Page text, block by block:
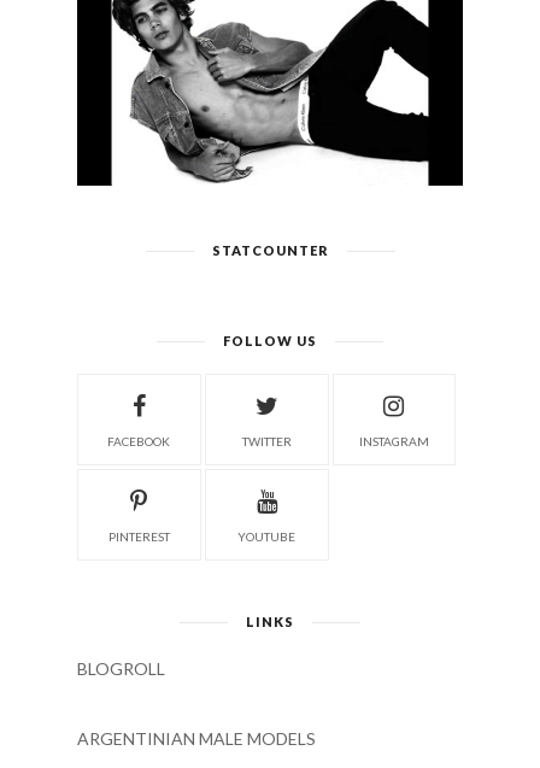
STATCOUNTER
FOLLOW US
FACEBOOK TWITTER INSTAGRAM
PINTEREST YOUTUBE
LINKS
BLOGROLL
ARGENTINIAN MALE MODELS